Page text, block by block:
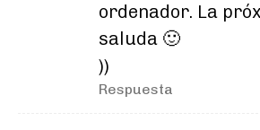
ordenador. La
saluda 🙂
))
Respuesta